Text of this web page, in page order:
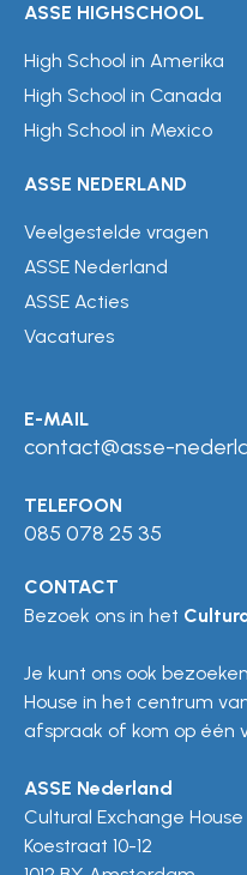
ASSE HIGHSCHOOL
High School in Amerika
High School in Canada
High School in Mexico
ASSE NEDERLAND
Veelgestelde vragen
ASSE Nederland
ASSE Acties
Vacatures
E-MAIL
contact@asse-
TELEFOON
085 078 25 35
CONTACT
Bezoek ons in het
Je kunt ons ook
House in het centrum
afspraak of kom op één
ASSE Nederland
Cultural Exchange House
Koestraat 10-12